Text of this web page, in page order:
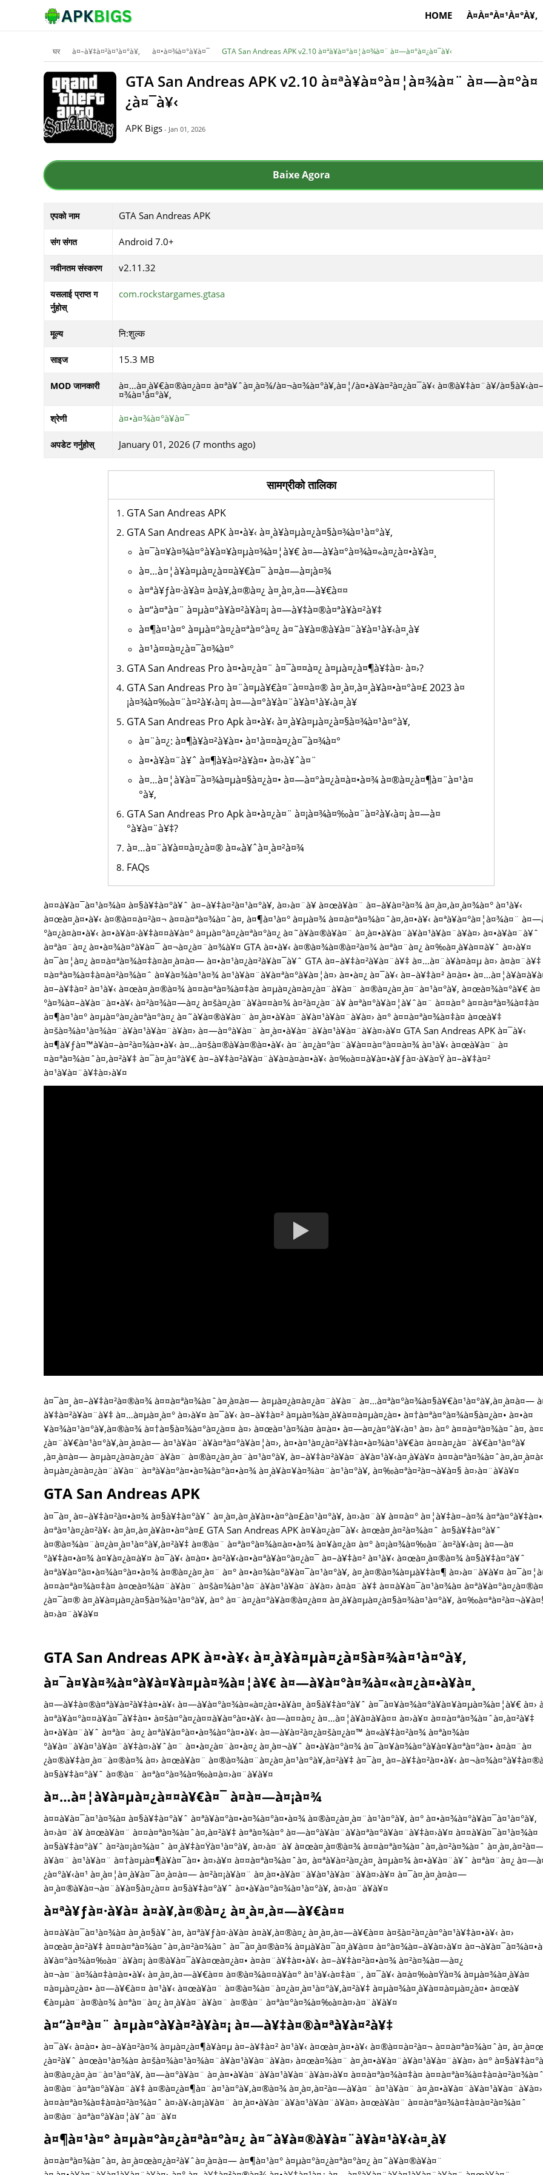
HOME À¤À¤ªÀ¤¹À¤°À¥‚
घर à¤–à¥‡à¤²à¤¹à¤°à¥‚ à¤•à¤¾à¤°à¥à¤¯ GTA San Andreas APK v2.10 à¤ªà¥à¤°à¤¦à¤¾à¤¨ à¤—à¤°à¤¿à¤¯à¥‹
GTA San Andreas APK v2.10 à¤ªà¥à¤°à¤¦à¤¾à¤¨ à¤—à¤°à¤
¿à¤¯à¥‹
APK Bigs - Jan 01, 2026
Baixe Agora
एपको नाम GTA San Andreas APK
संग संगत Android 7.0+
नवीनतम संस्करण v2.11.32
यसलाई प्राप्त ग
र्नुहोस्
com.rockstargames.gtasa
मूल्य नि:शुल्क
साइज 15.3 MB
MOD जानकारी à¤…à¤¸à¥€à¤®à¤¿à¤¤ à¤ªà¥ˆà¤¸à¤¾/à¤¬à¤¾à¤°à¥‚à¤¦/à¤•à¥à¤²à¤¿à¤¯à¥‹ à¤®à¥‡à¤¨à¥/
¤¾à¤¹à¤°à¥‚
श्रेणी à¤•à¤¾à¤°à¥à¤¯
अपडेट गर्नुहोस् January 01, 2026 (7 months ago)
सामग्रीको तालिका
GTA San Andreas APK
GTA San Andreas APK à¤•à¥‹ à¤¸à¥à¤µà¤¿à¤§à¤¾à¤¹à¤°à¥‚
à¤¯à¤¥à¤¾à¤°à¥à¤¥à¤µà¤¾à¤¦à¥€ à¤—à¥à¤°à¤¾à¤«à¤¿à¤•à¥à¤¸
à¤…à¤¦à¥à¤µà¤¿à¤¤à¥€à¤¯ à¤à¤—à¤¡à¤¾
à¤ªà¥ƒà¤·à¥à¤ à¤­à¥‚à¤®à¤¿ à¤¸à¤‚à¤—à¥€à¤¤
à¤“à¤ªà¤¨ à¤µà¤°à¥à¤²à¥à¤¡ à¤—à¥‡à¤®à¤ªà¥à¤²à¥‡
à¤¶à¤¹à¤° à¤µà¤°à¤¿à¤ªà¤°à¤¿ à¤˜à¥à¤®à¥à¤¨à¥à¤¹à¥‹à¤¸à¥
à¤¹à¤¤à¤¿à¤¯à¤¾à¤°
GTA San Andreas Pro à¤•à¤¿à¤¨ à¤¯à¤¤à¤¿ à¤µà¤¿à¤¶à¥‡à¤· à¤›?
GTA San Andreas Pro à¤¨à¤µà¥€à¤¨à¤¤à¤® à¤¸à¤‚à¤¸à¥à¤•à¤°à¤£ 2023 à¤
¡à¤¾à¤‰à¤¨à¤²à¥‹à¤¡ à¤—à¤°à¥à¤¨à¥à¤¹à¥‹à¤¸à¥
GTA San Andreas Pro Apk à¤•à¥‹ à¤¸à¥à¤µà¤¿à¤§à¤¾à¤¹à¤°à¥‚
à¤¨à¤¿: à¤¶à¥à¤²à¥à¤• à¤¹à¤¤à¤¿à¤¯à¤¾à¤°
à¤•à¥à¤¨à¥ˆ à¤¶à¥à¤²à¥à¤• à¤›à¥ˆà¤¨
à¤…à¤¦à¥à¤¯à¤¾à¤µà¤§à¤¿à¤• à¤—à¤°à¤¿à¤à¤•à¤¾ à¤®à¤¿à¤¶à¤¨à¤¹à¤
°à¥‚
GTA San Andreas Pro Apk à¤•à¤¿à¤¨ à¤¡à¤¾à¤‰à¤¨à¤²à¥‹à¤¡ à¤—à¤
°à¥à¤¨à¥‡?
à¤…à¤¨à¥à¤¤à¤¿à¤® à¤«à¥ˆà¤¸à¤²à¤¾
FAQs
à¤¤à¥à¤¯à¤¹à¤¾à¤ à¤§à¥‡à¤°à¥ˆ à¤–à¥‡à¤²à¤¹à¤°à¥‚ à¤›à¤¨à¥ à¤œà¥à¤¨ à¤–à¥à¤²à¤¾ à¤¸à¤‚à¤¸à¤¾à¤° à¤¹à¥‹
à¤œà¤¸à¤•à¥‹ à¤®à¤¤à¤²à¤¬ à¤¤à¤ªà¤¾à¤ˆà¤‚ à¤¶à¤¹à¤° à¤µà¤¾ à¤¤à¤ªà¤¾à¤ˆà¤‚à¤•à¥‹ à¤ªà¥à¤°à¤¦à¤¾à¤¨
°à¤¿à¤à¤•à¥‹ à¤•à¥à¤·à¥‡à¤¤à¥à¤° à¤µà¤°à¤¿à¤ªà¤°à¤¿ à¤˜à¥à¤®à¥à¤¨ à¤¸à¤•à¥à¤¨à¥à¤¹à¥à¤¨à¥à¤› à¤•à¥à¤¨à¥ˆ
à¤ªà¤¨à¤¿ à¤•à¤¾à¤°à¥à¤¯ à¤¬à¤¿à¤¨à¤¾à¥¤ GTA à¤•à¥‹ à¤®à¤¾à¤®à¤²à¤¾ à¤ªà¤¨à¤¿ à¤‰à¤¸à¥à¤¤à¥ˆ à¤›à¥¤
à¤¯à¤¦à¤¿ à¤¤à¤ªà¤¾à¤‡à¤à¤¸à¤à¤— à¤•à¤¹à¤¿à¤²à¥à¤¯à¥ˆ GTA à¤–à¥‡à¤²à¥à¤¨à¥‡ à¤…à¤¨à¥à¤­à¤µ à¤›
¤à¤ªà¤¾à¤‡à¤à¤²à¤¾à¤ˆ à¤¥à¤¾à¤¹à¤¾ à¤¹à¥à¤¨à¥à¤ªà¤°à¥à¤¦à¤› à¤•à¤¿ à¤¯à¥‹ à¤–à¥‡à¤² à¤à¤•
à¤–à¥‡à¤² à¤¹à¥‹ à¤œà¤¸à¤®à¤¾ à¤¤à¤ªà¤¾à¤‡à¤ à¤µà¤¿à¤­à¤¿à¤¨à¥à¤¨ à¤®à¤¿à¤¸à¤¨à¤¹à¤°à¥‚ à¤œà¤¾à¤°à¥€ à¤
°à¤¾à¤–à¥à¤¨à¤•à¥‹ à¤²à¤¾à¤—à¤¿ à¤šà¤¿à¤¨à¥à¤¤à¤¾ à¤²à¤¿à¤¨à¥ à¤ªà¤°à¥à¤¦à¥ˆà¤¨ à¤¤à¤° à¤¤à¤ªà¤¾à¤‡à¤
à¤¶à¤¹à¤° à¤µà¤°à¤¿à¤ªà¤°à¤¿ à¤˜à¥à¤®à¥à¤¨ à¤¸à¤•à¥à¤¨à¥à¤¹à¥à¤¨à¥à¤› à¤° à¤¤à¤ªà¤¾à¤‡à¤ à¤œà¥‡
à¤šà¤¾à¤¹à¤¾à¤¨à¥à¤¹à¥à¤¨à¥à¤› à¤—à¤°à¥à¤¨ à¤¸à¤•à¥à¤¨à¥à¤¹à¥à¤¨à¥à¤›à¥¤ GTA San Andreas APK à¤¯à¥‹
à¤¶à¥ƒà¤™à¥à¤–à¤²à¤¾à¤•à¥‹ à¤…à¤šà¤®à¥à¤®à¤•à¥‹ à¤¨à¤¿à¤°à¤¨à¥à¤¤à¤°à¤¤à¤¾ à¤¹à¥‹ à¤œà¥à¤¨ à¤
¤à¤ªà¤¾à¤ˆà¤‚à¤²à¥‡ à¤¯à¤¸à¤°à¥€ à¤–à¥‡à¤²à¥à¤¨à¥à¤­à¤à¤•à¥‹ à¤‰à¤¤à¥à¤•à¥ƒà¤·à¥à¤Ÿ à¤–à¥‡à¤²
à¤¹à¥à¤¨à¥‡à¤›à¥¤
à¤¯à¤¸ à¤–à¥‡à¤²à¤®à¤¾ à¤¤à¤ªà¤¾à¤ˆà¤¸à¤à¤— à¤µà¤¿à¤­à¤¿à¤¨à¥à¤¨ à¤…à¤ªà¤°à¤¾à¤§à¥€à¤¹à¤°à¥‚à¤¸à¤à¤—
à¥‡à¤²à¥à¤¨à¥‡ à¤…à¤µà¤¸à¤° à¤›à¥¤ à¤¯à¥‹ à¤–à¥‡à¤² à¤µà¤¾à¤¸à¥à¤¤à¤µà¤¿à¤• à¤†à¤ªà¤°à¤¾à¤§à¤¿à¤• à¤•à¤
¥à¤¾à¤¹à¤°à¥‚à¤®à¤¾ à¤†à¤§à¤¾à¤°à¤¿à¤¤ à¤› à¤œà¤¹à¤¾à¤ à¤à¤• à¤—à¤¿à¤°à¥‹à¤¹ à¤› à¤° à¤¤à¤ªà¤¾à¤ˆà¤‚
¿à¤¨à¥€à¤¹à¤°à¥‚à¤¸à¤à¤— à¤¹à¥à¤¨à¥à¤ªà¤°à¥à¤¦à¤›, à¤•à¤¹à¤¿à¤²à¥‡à¤•à¤¾à¤¹à¥€à¤ à¤¤à¤¿à¤¨à¥€à¤¹à¤°à¥
‚à¤¸à¤à¤— à¤µà¤¿à¤­à¤¿à¤¨à¥à¤¨ à¤®à¤¿à¤¸à¤¨à¤¹à¤°à¥‚ à¤–à¥‡à¤²à¥à¤¨à¥à¤¹à¥‹à¤¸à¥à¥¤
à¤µà¤¿à¤­à¤¿à¤¨à¥à¤¨ à¤ªà¥à¤°à¤•à¤¾à¤°à¤•à¤¾ à¤¸à¥à¤¥à¤¾à¤¨à¤¹à¤°à¥‚ à¤‰à¤ªà¤²à¤¬à¥à¤§ à¤›à¤¨à¥à¥¤
GTA San Andreas APK
à¤¯à¤¸ à¤–à¥‡à¤²à¤•à¤¾ à¤§à¥‡à¤°à¥ˆ à¤¸à¤‚à¤¸à¥à¤•à¤°à¤£à¤¹à¤°à¥‚ à¤›à¤¨à¥ à¤¤à¤° à¤¦à¥‡à¤–à¤¾
à¤ªà¤¹à¤¿à¤²à¥‹ à¤¸à¤‚à¤¸à¥à¤•à¤°à¤£ GTA San Andreas APK à¤¥à¤¿à¤¯à¥‹ à¤œà¤¸à¤²à¤¾à¤ˆ à¤§à¥‡à¤°à¥ˆ
à¤®à¤¾à¤¨à¤¿à¤¸à¤¹à¤°à¥‚à¤²à¥‡ à¤®à¤¨ à¤ªà¤°à¤¾à¤à¤•à¤¾ à¤¥à¤¿à¤ à¤° à¤¡à¤¾à¤‰à¤¨à¤²à¥‹à¤¡ à¤—à¤
°à¥‡à¤•à¤¾ à¤¥à¤¿à¤à¥¤ à¤¯à¥‹ à¤à¤• à¤²à¥‹à¤•à¤ªà¥à¤°à¤¿à¤¯ à¤–à¥‡à¤² à¤¹à¥‹ à¤œà¤¸à¤®à¤¾ à¤§à¥‡à¤°à¥ˆ
à¤ªà¥à¤°à¤•à¤¾à¤°à¤•à¤¾ à¤®à¤¿à¤¸à¤¨ à¤° à¤•à¤¾à¤°à¥à¤¯à¤¹à¤°à¥‚ à¤¸à¤®à¤¾à¤µà¥‡à¤¶ à¤›à¤¨à¥à¥¤
à¤¤à¤ªà¤¾à¤‡à¤ à¤œà¤¾à¤¨à¥à¤¨ à¤šà¤¾à¤¹à¤¨à¥à¤¹à¥à¤¨à¥à¤› à¤­à¤¨à¥‡ à¤¤à¥à¤¯à¤¹à¤¾à¤ à¤ªà¥à¤°à¤¿à¤®à¤
¿à¤¯à¤® à¤¸à¥à¤µà¤¿à¤§à¤¾à¤¹à¤°à¥‚ à¤° à¤¨à¤¿à¤°à¥à¤®à¤¿à¤¤ à¤¸à¥à¤µà¤¿à¤§à¤¾à¤¹à¤°à¥‚
à¤›à¤¨à¥à¥¤
GTA San Andreas APK à¤•à¥‹ à¤¸à¥à¤µà¤¿à¤§à¤¾à¤¹à¤°à¥‚
à¤¯à¤¥à¤¾à¤°à¥à¤¥à¤µà¤¾à¤¦à¥€ à¤—à¥à¤°à¤¾à¤«à¤¿à¤•à¥à¤¸
à¤—à¥‡à¤®à¤ªà¥à¤²à¥‡à¤•à¥‹ à¤—à¥à¤°à¤¾à¤«à¤¿à¤•à¥à¤¸ à¤§à¥‡à¤°à¥ˆ à¤¯à¤¥à¤¾à¤°à¥à¤¥à¤µà¤¾à¤¦à¥€ à¤›
à¤ªà¥à¤°à¤¤à¥à¤¯à¥‡à¤• à¤šà¤°à¤¿à¤¤à¥à¤°à¤•à¥‹ à¤—à¤¤à¤¿ à¤…à¤¦à¥à¤­à¥à¤¤ à¤›à¥¤ à¤¤à¤ªà¤¾à¤ˆà¤‚à¤²à¥‡
à¤•à¥à¤¨à¥ˆ à¤ªà¤¨à¤¿ à¤ªà¥à¤°à¤•à¤¾à¤°à¤•à¥‹ à¤—à¥à¤²à¤¿à¤šà¤¿à¤™ à¤«à¥‡à¤²à¤¾ à¤ªà¤¾à¤
°à¥à¤¨à¥à¤¹à¥à¤¨à¥‡à¤›à¥ˆà¤¨ à¤•à¤¿à¤¨à¤•à¤¿ à¤¸à¤¬à¥ˆ à¤•à¥à¤°à¤¾ à¤¯à¤¥à¤¾à¤°à¥à¤¥à¤ªà¤°à¤• à¤à¤¨à¤
¿à¤®à¥‡à¤¸à¤¨à¤®à¤¾ à¤› à¤œà¥à¤¨ à¤®à¤¾à¤¨à¤¿à¤¸à¤¹à¤°à¥‚à¤²à¥‡ à¤¯à¤¸ à¤–à¥‡à¤²à¤•à¥‹
à¤§à¥‡à¤°à¥ˆ à¤®à¤¨ à¤ªà¤°à¤¾à¤‰à¤à¤›à¤¨à¥à¥¤
à¤…à¤¦à¥à¤µà¤¿à¤¤à¥€à¤¯ à¤à¤—à¤¡à¤¾
à¤¤à¥à¤¯à¤¹à¤¾à¤ à¤§à¥‡à¤°à¥ˆ à¤ªà¥à¤°à¤•à¤¾à¤°à¤•à¤¾ à¤®à¤¿à¤¸à¤¨à¤¹à¤°à¥‚ à¤° à¤•à¤¾à¤°à¥à¤¯à¤¹à¤°à¥‚
à¤›à¤¨à¥ à¤œà¥à¤¨ à¤¤à¤ªà¤¾à¤ˆà¤‚à¤²à¥‡ à¤ªà¤¾à¤° à¤—à¤°à¥à¤¨à¥à¤ªà¤°à¥à¤¨à¥‡à¤›à¥¤ à¤¤à¥à¤¯à¤¹à¤¾à¤
à¤§à¥‡à¤°à¥ˆ à¤²à¤¡à¤¾à¤ˆ à¤¸à¥‡à¤Ÿà¤¹à¤°à¥‚ à¤›à¤¨à¥ à¤œà¤¸à¤®à¤¾ à¤¤à¤ªà¤¾à¤ˆà¤‚à¤²à¤¾à¤ˆ
à¥à¤¨ à¤¹à¥à¤¨ à¤†à¤µà¤¶à¥à¤¯à¤• à¤›à¥¤ à¤¤à¤ªà¤¾à¤ˆà¤‚ à¤ªà¥à¤²à¤¿à¤¸ à¤µà¤¾ à¤•à¥à¤¨à¥ˆ à¤ªà¤¨à¤¿
¿à¤°à¥‹à¤¹ à¤¸à¤¦à¤¸à¥à¤¯à¤¸à¤à¤— à¤²à¤¡à¥à¤¨ à¤¸à¤•à¥à¤¨à¥à¤¹à¥à¤¨à¥à¤›à¥¤ à¤¯à¤¸à¤¸à¤à¤—
à¤¸à¤®à¥à¤¬à¤¨à¥à¤§à¤¿à¤¤ à¤§à¥‡à¤°à¥ˆ à¤•à¥à¤°à¤¾à¤¹à¤°à¥‚ à¤›à¤¨à¥à¥¤
à¤ªà¥ƒà¤·à¥à¤ à¤­à¥‚à¤®à¤¿ à¤¸à¤‚à¤—à¥€à¤¤
à¤¤à¥à¤¯à¤¹à¤¾à¤ à¤¸à¤§à¥ˆà¤‚ à¤ªà¥ƒà¤·à¥à¤ à¤­à¥‚à¤®à¤¿ à¤¸à¤‚à¤—à¥€à¤¤ à¤šà¤²à¤¿à¤°à¤¹à¥‡à¤•à¥‹ à¤›
à¤œà¤¸à¤²à¥‡ à¤¤à¤ªà¤¾à¤ˆà¤‚à¤²à¤¾à¤ˆ à¤¯à¤¸à¤®à¤¾ à¤µà¥à¤¯à¤¸à¥à¤¤ à¤°à¤¾à¤–à¥à¤›à¥¤
à¥à¤°à¤¾à¤‰à¤¨à¥à¤¡ à¤®à¥à¤¯à¥à¤œà¤¿à¤• à¤­à¤¨à¥‡à¤•à¥‹ à¤–à¥‡à¤²à¤•à¤¾ à¤²à¤¾à¤—à¤¿
à¤¬à¤¨à¤¾à¤‡à¤à¤•à¥‹ à¤¸à¤‚à¤—à¥€à¤¤ à¤®à¤¾à¤¤à¥à¤° à¤¹à¥‹à¤‡à¤¨, à¤¯à¥‹ à¤à¤‰à¤Ÿà¤¾ à¤µà¤¾à¤¸à¥à¤
¤à¤µà¤¿à¤• à¤—à¥€à¤¤ à¤¹à¥‹ à¤œà¥à¤¨ à¤®à¤¾à¤¨à¤¿à¤¸à¤¹à¤°à¥‚à¤²à¥‡ à¤µà¤¾à¤¸à¥à¤¤à¤µà¤¿à¤• à¤œà¥
€à¤µà¤¨à¤®à¤¾ à¤ªà¤¨à¤¿ à¤¸à¥à¤¨à¥à¤¨ à¤®à¤¨ à¤ªà¤°à¤¾à¤‰à¤à¤›à¤¨à¥à¥¤
à¤“à¤ªà¤¨ à¤µà¤°à¥à¤²à¥à¤¡ à¤—à¥‡à¤®à¤ªà¥à¤²à¥‡
à¤¯à¥‹ à¤à¤• à¤–à¥à¤²à¤¾ à¤µà¤¿à¤¶à¥à¤µ à¤–à¥‡à¤² à¤¹à¥‹ à¤œà¤¸à¤•à¥‹ à¤®à¤¤à¤²à¤¬ à¤¤à¤ªà¤¾à¤ˆà¤‚
¿à¤²à¥ˆ à¤œà¤¹à¤¾à¤ à¤šà¤¾à¤¹à¤¾à¤¨à¥à¤¹à¥à¤¨à¥à¤› à¤œà¤¾à¤¨ à¤¸à¤•à¥à¤¨à¥à¤¹à¥à¤¨à¥à¤› à¤°
à¤®à¤¿à¤¸à¤¨à¤¹à¤°à¥‚ à¤—à¤°à¥à¤¨ à¤¸à¤•à¥à¤¨à¥à¤¹à¥à¤¨à¥à¤›à¥¤ à¤¤à¤ªà¤¾à¤‡à¤ à¤¤à¤ªà¤¾à¤‡à¤à¤²à¤¾à¤ˆ
à¤®à¤¨à¤ªà¤°à¥à¤¨à¥‡ à¤®à¤¿à¤¶à¤¨à¤¹à¤°à¥‚à¤®à¤¾ à¤¸à¤‚à¤²à¤—à¥à¤¨ à¤¹à¥à¤¨
à¤¤à¤ªà¤¾à¤‡à¤à¤²à¤¾à¤ˆ à¤›à¥‹à¤¡à¥à¤¨ à¤¸à¤•à¥à¤¨à¥à¤¹à¥à¤¨à¥à¤› à¤œà¥à¤¨ à¤¤à¤ªà¤¾à¤‡à¤à¤²à¤¾à¤ˆ
à¤®à¤¨à¤ªà¤°à¥à¤¦à¥ˆà¤¨à¥¤
à¤¶à¤¹à¤° à¤µà¤°à¤¿à¤ªà¤°à¤¿ à¤˜à¥à¤®à¥à¤¨à¥à¤¹à¥‹à¤¸à¥
à¤¤à¤ªà¤¾à¤ˆà¤‚ à¤¸à¤œà¤¿à¤²à¥ˆà¤¸à¤à¤— à¤¶à¤¹à¤° à¤µà¤°à¤¿à¤ªà¤°à¤¿ à¤˜à¥à¤®à¥à¤¨